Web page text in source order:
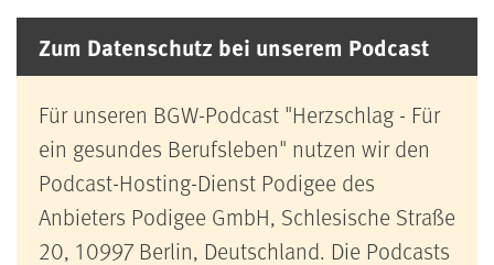
Zum Datenschutz bei unserem Podcast
Für unseren BGW-Podcast "Herzschlag - Für
ein gesundes Berufsleben" nutzen wir den
Podcast-Hosting-Dienst Podigee des
Anbieters Podigee GmbH, Schlesische Straße
20, 10997 Berlin, Deutschland. Die Podcasts